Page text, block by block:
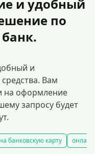
и удобный
по
и
Вам
на оформление
запросу будет
банковскую карту